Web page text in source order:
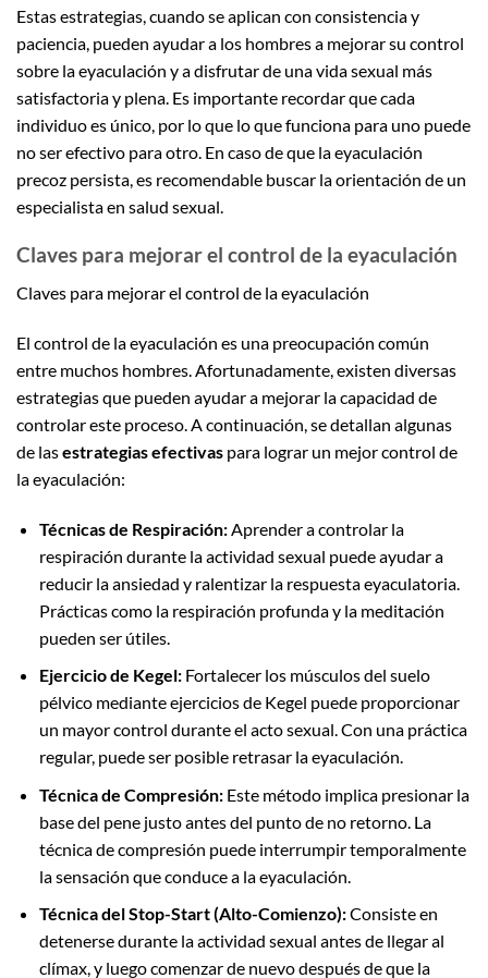
Estas estrategias, cuando se aplican con consistencia y
paciencia, pueden ayudar a los hombres a mejorar su control
sobre la eyaculación y a disfrutar de una vida sexual más
satisfactoria y plena. Es importante recordar que cada
individuo es único, por lo que lo que funciona para uno puede
no ser efectivo para otro. En caso de que la eyaculación
precoz persista, es recomendable buscar la orientación de un
especialista en salud sexual.
Claves para mejorar el control de la eyaculación
Claves para mejorar el control de la eyaculación
El control de la eyaculación es una preocupación común
entre muchos hombres. Afortunadamente, existen diversas
estrategias que pueden ayudar a mejorar la capacidad de
controlar este proceso. A continuación, se detallan algunas
de lasestrategias efectivas para lograr un mejor control de
la eyaculación:
Técnicas de Respiración:Aprender a controlar la
respiración durante la actividad sexual puede ayudar a
reducir la ansiedad y ralentizar la respuesta eyaculatoria.
Prácticas como la respiración profunda y la meditación
pueden ser útiles.
Ejercicio de Kegel:Fortalecer los músculos del suelo
pélvico mediante ejercicios de Kegel puede proporcionar
un mayor control durante el acto sexual. Con una práctica
regular, puede ser posible retrasar la eyaculación.
Técnica de Compresión:Este método implica presionar la
base del pene justo antes del punto de no retorno. La
técnica de compresión puede interrumpir temporalmente
la sensación que conduce a la eyaculación.
Técnica del Stop-Start (Alto-Comienzo):Consiste en
detenerse durante la actividad sexual antes de llegar al
clímax, y luego comenzar de nuevo después de que la